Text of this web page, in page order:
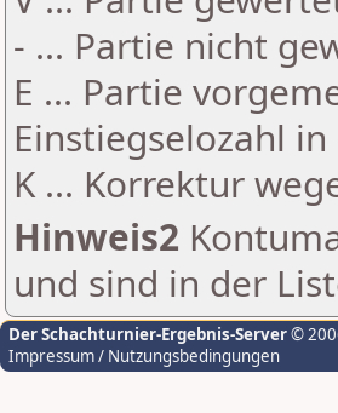
- ... Partie nicht
E ... Partie
Einstiegselozahl
K ... Korrektur
Hinweis2
und sind in der
Der Schachturnier-Ergebnis-Server©
Impressum / Nutzungsbedingungen